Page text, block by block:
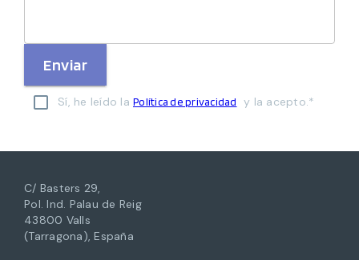
Enviar
Sí, he leído la Política de privacidad y la acepto.*
C/ Basters 29,
Pol. Ind. Palau de Reig
43800 Valls
(Tarragona), España